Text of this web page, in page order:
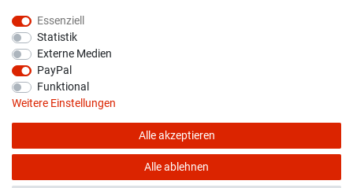
Overdrive-Racing
Frankenstr. 9
34587 Felsberg-Gensungen
* Alle Preise verstehen sich inkl. gesetzl. MwSt. zzgl.Versandkosten
Essenziell
Statistik
Externe Medien
PayPal
Funktional
Weitere Einstellungen
Alle akzeptieren
Alle ablehnen